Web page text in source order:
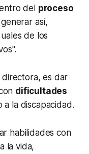
del proceso
así,
de los
directora, es dar
dificultades
a la discapacidad.
habilidades con
la vida,